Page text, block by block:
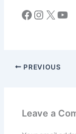
Facebook
X
PREVIOUS
Leave a